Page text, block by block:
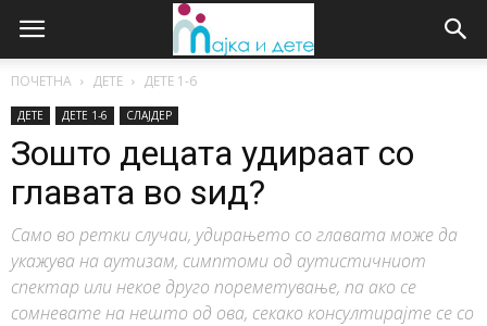
ПОЧЕТНА ДЕТЕ ДЕTE 1-6
ДЕТЕ ДЕTE 1-6 СЛАЈДЕР
Зошто децата удираат со
главата во ѕид?
Само во ретки случаи, удирањето со главата може да
укажува на аутизам, симптоми од аутистичниот
спектар или некое друго пореметување, па ако се
сомневате на нешто од ова, секако консултирајте се со